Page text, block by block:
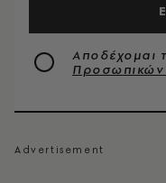
Αποδέχομαι